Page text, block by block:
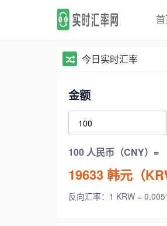
今日实时汇率
金额
100 人民币（CNY）=
19633韩元（
反向汇率：1 KRW =